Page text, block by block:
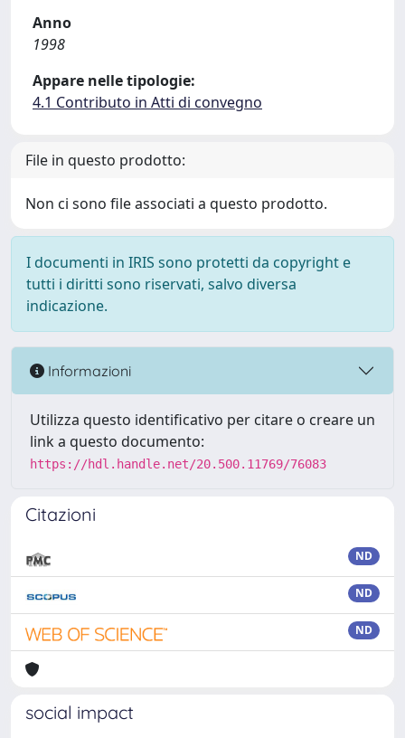
Anno
1998
Appare nelle tipologie:
4.1 Contributo in Atti di convegno
File in questo prodotto:
Non ci sono file associati a questo prodotto.
I documenti in IRIS sono protetti da copyright e
tutti i diritti sono riservati, salvo diversa
indicazione.
Informazioni
Utilizza questo identificativo per citare o creare un
link a questo documento:
https://hdl.handle.net/20.500.11769/76083
Citazioni
ND
ND
ND
social impact